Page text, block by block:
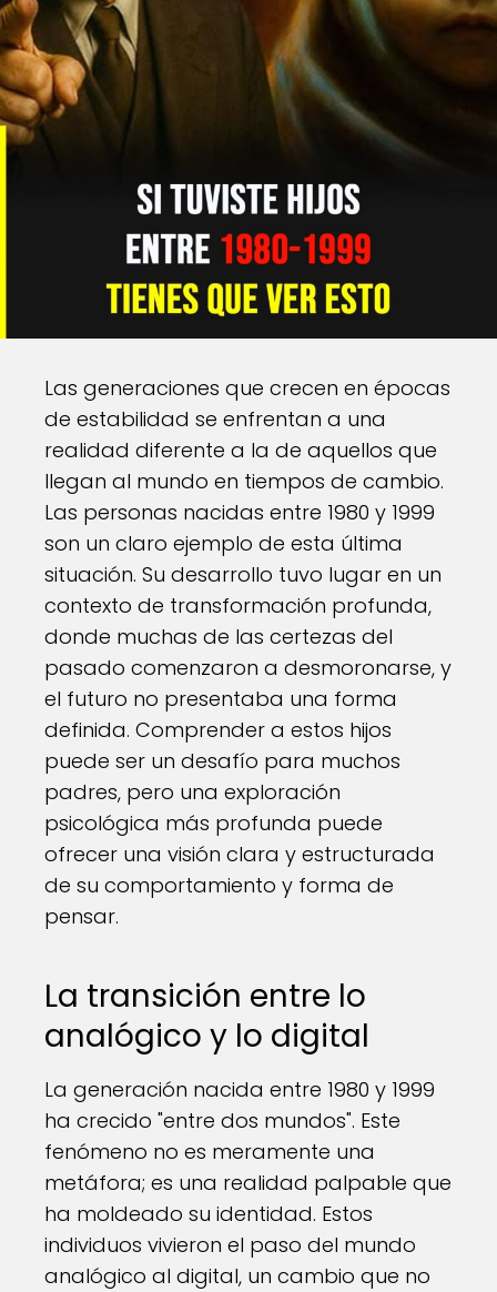
Las generaciones que crecen en épocas
de estabilidad se enfrentan a una
realidad diferente a la de aquellos que
llegan al mundo en tiempos de cambio.
Las personas nacidas entre 1980 y 1999
son un claro ejemplo de esta última
situación. Su desarrollo tuvo lugar en un
contexto de transformación profunda,
donde muchas de las certezas del
pasado comenzaron a desmoronarse, y
el futuro no presentaba una forma
definida. Comprender a estos hijos
puede ser un desafío para muchos
padres, pero una exploración
psicológica más profunda puede
ofrecer una visión clara y estructurada
de su comportamiento y forma de
pensar.
La transición entre lo
analógico y lo digital
La generación nacida entre 1980 y 1999
ha crecido "entre dos mundos". Este
fenómeno no es meramente una
metáfora; es una realidad palpable que
ha moldeado su identidad. Estos
individuos vivieron el paso del mundo
analógico al digital, un cambio que no